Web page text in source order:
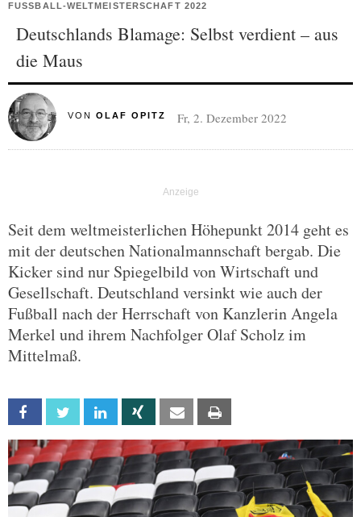
FUSSBALL-WELTMEISTERSCHAFT 2022
Deutschlands Blamage: Selbst verdient – aus
die Maus
VON OLAF OPITZ Fr, 2. Dezember 2022
Seit dem weltmeisterlichen Höhepunkt 2014 geht es
mit der deutschen Nationalmannschaft bergab. Die
Kicker sind nur Spiegelbild von Wirtschaft und
Gesellschaft. Deutschland versinkt wie auch der
Fußball nach der Herrschaft von Kanzlerin Angela
Merkel und ihrem Nachfolger Olaf Scholz im
Mittelmaß.
Facebook Twitter Linkedin Xing Email